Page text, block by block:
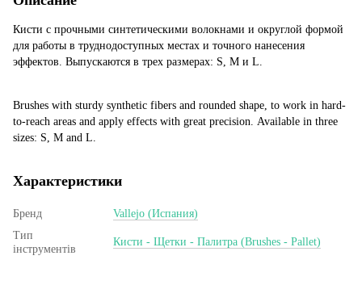
Кисти с прочными синтетическими волокнами и округлой формой
для работы в труднодоступных местах и точного нанесения
эффектов. Выпускаются в трех размерах: S, M и L.
Brushes with sturdy synthetic fibers and rounded shape, to work in hard-
to-reach areas and apply effects with great precision. Available in three
sizes: S, M and L.
Характеристики
Бренд
Vallejo (Испания)
Тип
інструментів
Кисти - Щетки - Палитра (Brushes - Pallet)